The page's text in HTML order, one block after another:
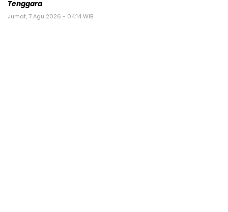
Tenggara
Jumat, 7 Agu 2026 - 04:14 WIB